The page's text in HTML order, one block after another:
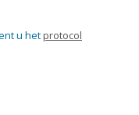
u hetprotocol